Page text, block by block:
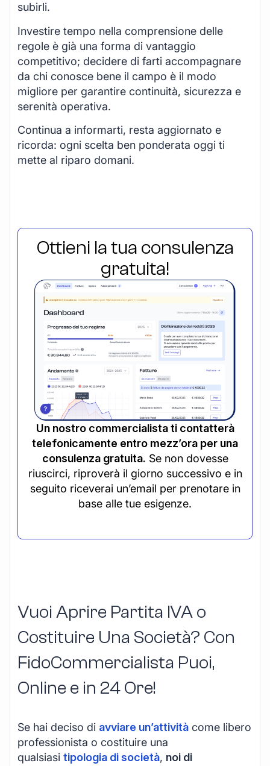
subirli.
Investire tempo nella comprensione delle
regole è già una forma di vantaggio
competitivo; decidere di farti accompagnare
da chi conosce bene il campo è il modo
migliore per garantire continuità, sicurezza e
serenità operativa.
Continua a informarti, resta aggiornato e
ricorda: ogni scelta ben ponderata oggi ti
mette al riparo domani.
Ottieni la tua consulenza
gratuita!
Un nostro commercialista ti contatterà
telefonicamente entro mezz’ora per una
consulenza gratuita. Se non dovesse
riuscirci, riproverà il giorno successivo e in
seguito riceverai un’email per prenotare in
base alle tue esigenze.
Vuoi Aprire Partita IVA o
Costituire Una Società? Con
FidoCommercialista Puoi,
Online e in 24 Ore!
Se hai deciso di avviare un’attività come libero
professionista o costituire una
qualsiasi tipologia di società, noi di